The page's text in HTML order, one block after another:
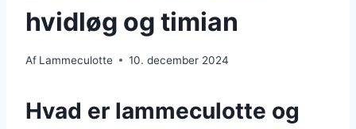
hvidløg og timian
Af Lammeculotte 10. december 2024
Hvad er lammeculotte og